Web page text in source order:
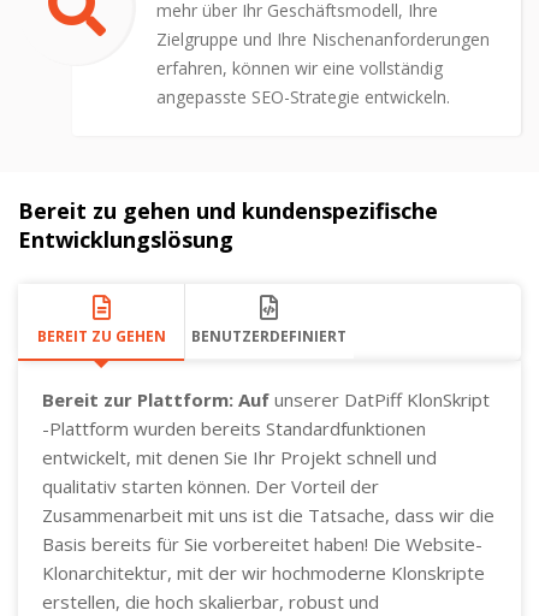
mehr über Ihr Geschäftsmodell, Ihre
Zielgruppe und Ihre Nischenanforderungen
erfahren, können wir eine vollständig
angepasste SEO-Strategie entwickeln.
Bereit zu gehen und kundenspezifische
Entwicklungslösung
BEREIT ZU GEHEN BENUTZERDEFINIERT
Bereit zur Plattform: Auf unserer DatPiff KlonSkript
-Plattform wurden bereits Standardfunktionen
entwickelt, mit denen Sie Ihr Projekt schnell und
qualitativ starten können. Der Vorteil der
Zusammenarbeit mit uns ist die Tatsache, dass wir die
Basis bereits für Sie vorbereitet haben! Die Website-
Klonarchitektur, mit der wir hochmoderne Klonskripte
erstellen, die hoch skalierbar, robust und